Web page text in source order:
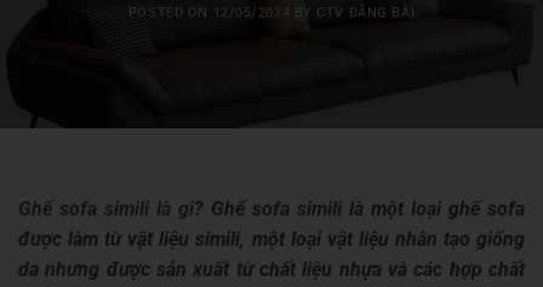
POSTED ON 12/05/2024 BY CTV ĐĂNG BÀI
Ghế sofa simili là gì? Ghế sofa simili là một loại ghế sofa
được làm từ vật liệu simili, một loại vật liệu nhân tạo giống
da nhưng được sản xuất từ chất liệu nhựa và các hợp chất